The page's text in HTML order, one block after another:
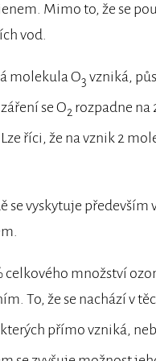
Mimo to, že se
vod.
molekula O3 vzniká,
se O2 rozpadne na
říci, že na vznik 2
se vyskytuje především
celkového množství
To, že se nachází v
kterých přímo vzniká,